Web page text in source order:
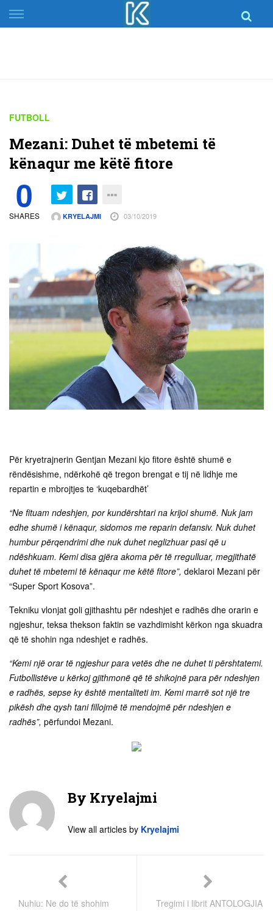
Skip
to
FUTBOLL
Mezani: Duhet të mbetemi të
kënaqur me këtë fitore
0
SHARES KRYELAJMI 03/10/2019
Për kryetrajnerin Gentjan Mezani kjo fitore është shumë e
rëndësishme, ndërkohë që tregon brengat e tij në lidhje me
repartin e mbrojtjes te ‘kuqebardhët’
“Ne fituam ndeshjen, por kundërshtari na krijoi shumë. Nuk jam
edhe shumë i kënaqur, sidomos me reparin defansiv. Nuk duhet
humbur përqendrimi dhe nuk duhet neglizhuar pasi që u
ndëshkuam. Kemi disa gjëra akoma për të rregulluar, megjithatë
duhet të mbetemi të kënaqur me këtë fitore”, deklaroi Mezani për
“Super Sport Kosova”.
Tekniku vlonjat goli gjithashtu për ndeshjet e radhës dhe orarin e
ngjeshur, teksa thekson faktin se vazhdimisht kërkon nga skuadra
që të shohin nga ndeshjet e radhës.
“Kemi një orar të ngjeshur para vetës dhe ne duhet ti përshtatemi.
Futbollistëve u kërkoj gjithmonë që të shikojnë para për ndeshjen
e radhës, sepse ky është mentaliteti im. Kemi marrë sot një tre
pikësh dhe qysh tani fillojmë të mendojmë për ndeshjen e
radhës”, përfundoi Mezani.
By Kryelajmi
View all articles by Kryelajmi
Nuhiu: Ne do të shohim
Tregimi i librit ANTOLOGJIA